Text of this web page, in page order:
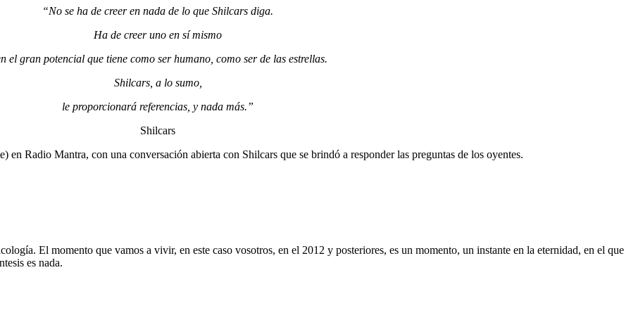
“No se ha de creer en nada de lo que Shilcars diga.
Ha de creer uno en sí mismo
el gran potencial que tiene como ser humano, como ser de las estrellas.
Shilcars, a lo sumo,
le proporcionará referencias, y nada más.”
Shilcars
en Radio Mantra, con una conversación abierta con Shilcars que se brindó a responder las preguntas de los oyentes.
El momento que vamos a vivir, en este caso vosotros, en el 2012 y posteriores, es un momento, un instante en la eternidad, en el que
es nada.